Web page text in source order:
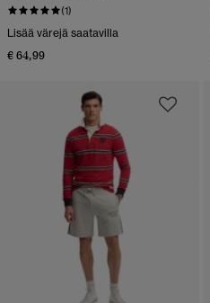
(1)
Lisää värejä saatavilla
€ 64,99